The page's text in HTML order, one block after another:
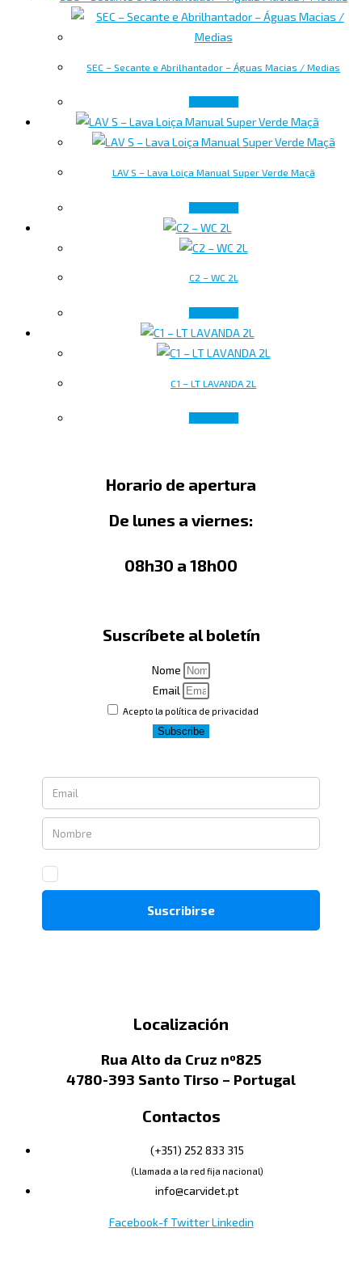
SEC – Secante e Abrilhantador – Águas Macias / Medias
LAV S – Lava Loiça Manual Super Verde Maçã
C2 – WC 2L
C1 – LT LAVANDA 2L
Horario de apertura
De lunes a viernes:
08h30 a 18h00
Suscríbete al boletín
Nome
Email
Acepto la política de privacidad
Subscribe
Localización
Rua Alto da Cruz nº825
4780-393 Santo Tirso – Portugal
Contactos
(+351) 252 833 315
(Llamada a la red fija nacional)
info@carvidet.pt
Facebook-f Twitter Linkedin